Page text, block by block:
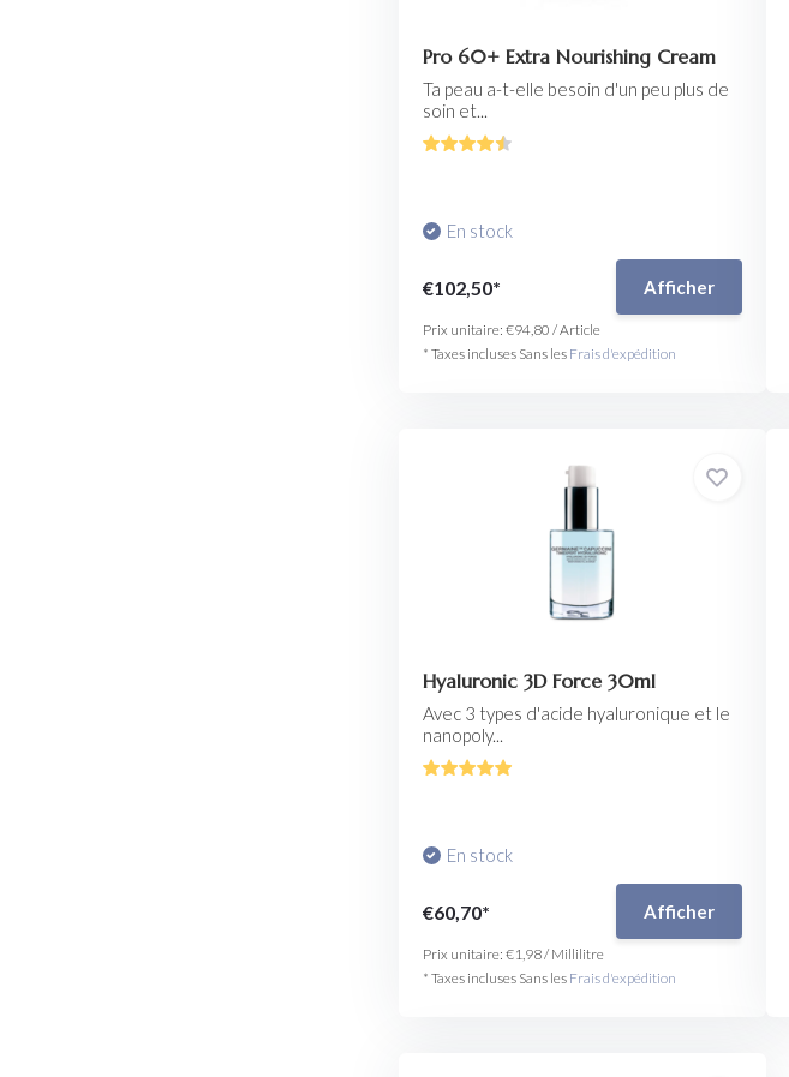
Pro 60+ Extra Nourishing Cream
Ta peau a-t-elle besoin d'un peu plus de
soin et...
En stock
€102,50* Afficher
Prix unitaire: €94,80 /Article
* Taxes incluses Sans les Frais d'expédition
Hyaluronic 3D Force 30ml
Avec 3 types d'acide hyaluronique et le
nanopoly...
En stock
€60,70* Afficher
Prix unitaire: €1,98/ Millilitre
* Taxes incluses Sans les Frais d'expédition